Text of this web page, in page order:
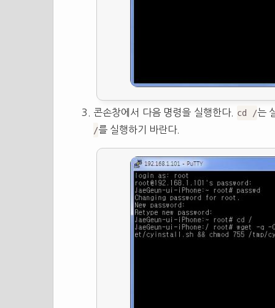
콘손창에서 다음 명령을 실행한다. cd /는
/를 실행하기 바란다.